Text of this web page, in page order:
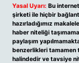
Yasal Uyarı: Bu
şirketi ile hiçbir
hazırladığımız
haber niteliği
paylaşım
benzerlikleri
halindedir ve tavsiye